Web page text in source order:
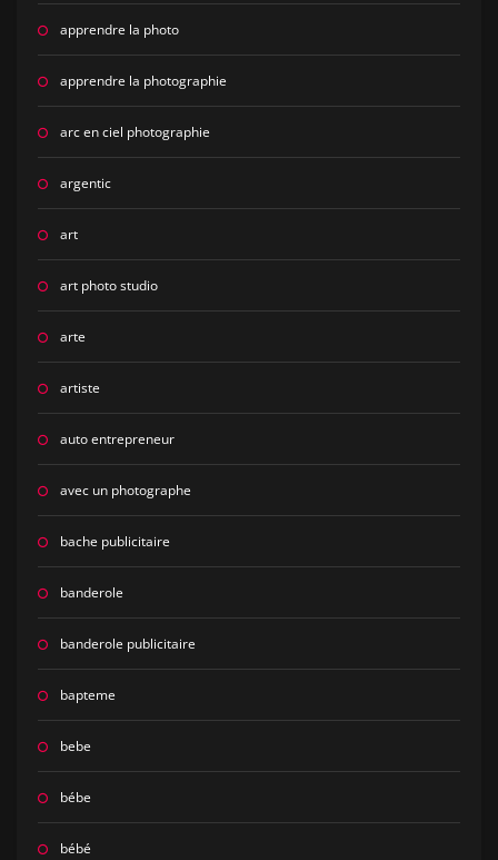
apprendre la photo
apprendre la photographie
arc en ciel photographie
argentic
art
art photo studio
arte
artiste
auto entrepreneur
avec un photographe
bache publicitaire
banderole
banderole publicitaire
bapteme
bebe
bébe
bébé